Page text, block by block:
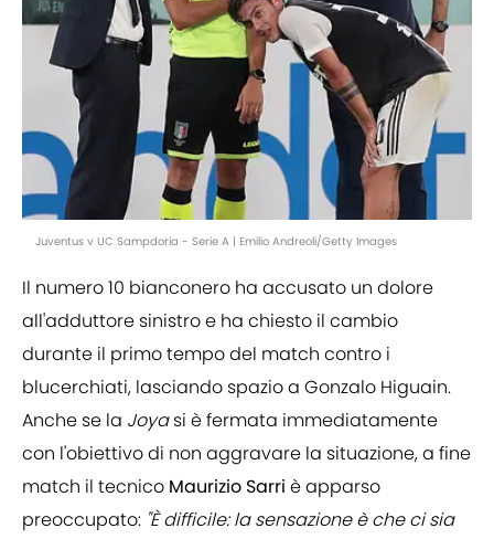
Juventus v UC Sampdoria - Serie A | Emilio Andreoli/Getty Images
Il numero 10 bianconero ha accusato un dolore
all'adduttore sinistro e ha chiesto il cambio
durante il primo tempo del match contro i
blucerchiati, lasciando spazio a Gonzalo Higuain.
Anche se la Joyasi è fermata immediatamente
con l'obiettivo di non aggravare la situazione, a fine
match il tecnico Maurizio Sarri è apparso
preoccupato: "È difficile: la sensazione è che ci sia